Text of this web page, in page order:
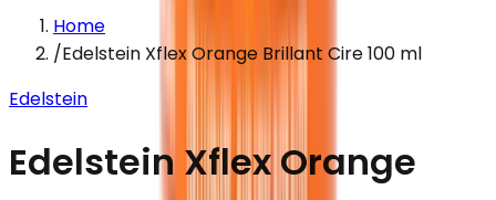
Home
/Edelstein Xflex Orange Brillant Cire 100 ml
Edelstein
Edelstein Xflex Orange